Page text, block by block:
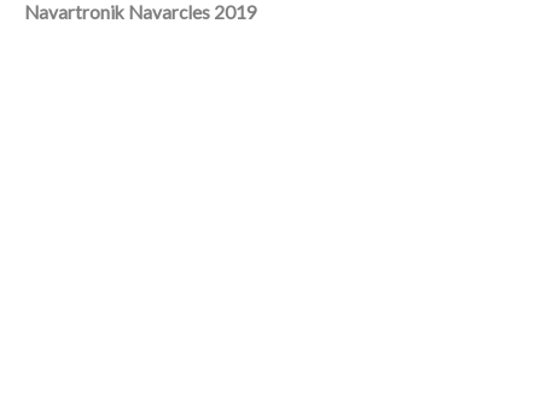
Navartronik Navarcles 2019